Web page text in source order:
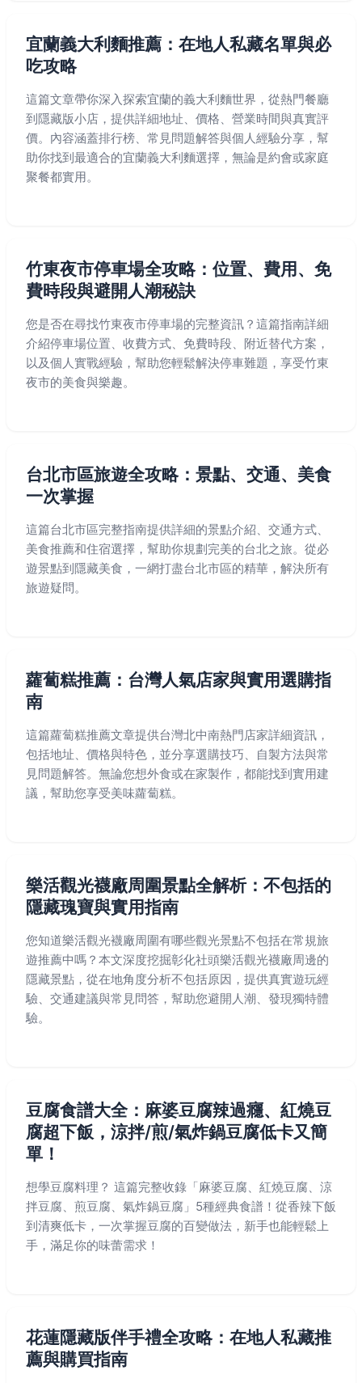
宜蘭義大利麵推薦：在地人私藏名單與必
吃攻略
這篇文章帶你深入探索宜蘭的義大利麵世界，從熱門餐廳
到隱藏版小店，提供詳細地址、價格、營業時間與真實評
價。內容涵蓋排行榜、常見問題解答與個人經驗分享，幫
助你找到最適合的宜蘭義大利麵選擇，無論是約會或家庭
聚餐都實用。
竹東夜市停車場全攻略：位置、費用、免
費時段與避開人潮秘訣
您是否在尋找竹東夜市停車場的完整資訊？這篇指南詳細
介紹停車場位置、收費方式、免費時段、附近替代方案，
以及個人實戰經驗，幫助您輕鬆解決停車難題，享受竹東
夜市的美食與樂趣。
台北市區旅遊全攻略：景點、交通、美食
一次掌握
這篇台北市區完整指南提供詳細的景點介紹、交通方式、
美食推薦和住宿選擇，幫助你規劃完美的台北之旅。從必
遊景點到隱藏美食，一網打盡台北市區的精華，解決所有
旅遊疑問。
蘿蔔糕推薦：台灣人氣店家與實用選購指
南
這篇蘿蔔糕推薦文章提供台灣北中南熱門店家詳細資訊，
包括地址、價格與特色，並分享選購技巧、自製方法與常
見問題解答。無論您想外食或在家製作，都能找到實用建
議，幫助您享受美味蘿蔔糕。
樂活觀光襪廠周圍景點全解析：不包括的
隱藏瑰寶與實用指南
您知道樂活觀光襪廠周圍有哪些觀光景點不包括在常規旅
遊推薦中嗎？本文深度挖掘彰化社頭樂活觀光襪廠周邊的
隱藏景點，從在地角度分析不包括原因，提供真實遊玩經
驗、交通建議與常見問答，幫助您避開人潮、發現獨特體
驗。
豆腐食譜大全：麻婆豆腐辣過癮、紅燒豆
腐超下飯，涼拌/煎/氣炸鍋豆腐低卡又簡
單！
想學豆腐料理？ 這篇完整收錄「麻婆豆腐、紅燒豆腐、涼
拌豆腐、煎豆腐、氣炸鍋豆腐」5種經典食譜！從香辣下飯
到清爽低卡，一次掌握豆腐的百變做法，新手也能輕鬆上
手，滿足你的味蕾需求！
花蓮隱藏版伴手禮全攻略：在地人私藏推
薦與購買指南